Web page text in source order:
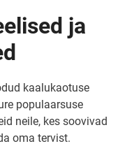
ja
kaalukaotuse
populaarsuse
neile, kes soovivad
oma tervist.